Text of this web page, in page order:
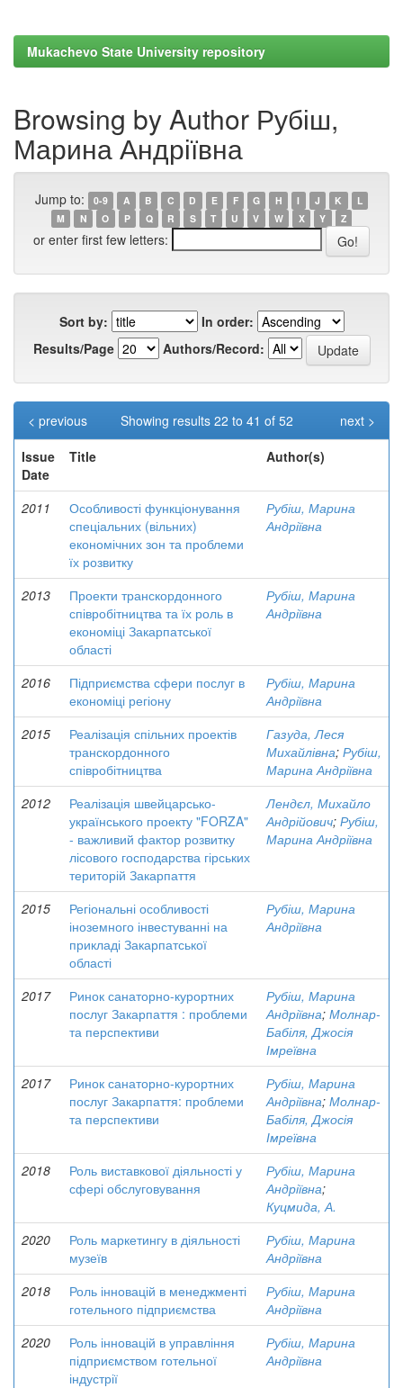
Mukachevo State University repository
Browsing by Author Рубіш,
Марина Андріївна
Jump to: 0-9 A B C D E F G H I J K
L
M
N O P Q R S T U V W X Y Z
or enter first few letters:
Sort by:
In order:
Results/Page
Authors/Record:
Showing results 22 to 41 of 52
< previous
next >
Issue
Date
Title Author(s)
2011
Особливості функціонування
спеціальних (вільних)
економічних зон та проблеми
їх розвитку
Рубіш, Марина
Андріївна
2013
Проекти транскордонного
співробітництва та їх роль в
економіці Закарпатської
області
Рубіш, Марина
Андріївна
2016
Підприємства сфери послуг в
економіці регіону
Рубіш, Марина
Андріївна
2015
Реалізація спільних проектів
транскордонного
співробітництва
Газуда, Леся
Михайлівна; Рубіш,
Марина Андріївна
2012
Реалізація швейцарсько-
українського проекту "FORZA"
- важливий фактор розвитку
лісового господарства гірських
територій Закарпаття
Лендєл, Михайло
Андрійович; Рубіш,
Марина Андріївна
2015
Регіональні особливості
іноземного інвестуванні на
прикладі Закарпатської
області
Рубіш, Марина
Андріївна
2017
Ринок санаторно-курортних
послуг Закарпаття : проблеми
та перспективи
Рубіш, Марина
Андріївна; Молнар-
Бабіля, Джосія
Імреївна
2017
Ринок санаторно-курортних
послуг Закарпаття: проблеми
та перспективи
Рубіш, Марина
Андріївна; Молнар-
Бабіля, Джосія
Імреївна
2018
Роль виставкової діяльності у
сфері обслуговування
Рубіш, Марина
Андріївна;
Куцмида, А.
2020
Роль маркетингу в діяльності
музеїв
Рубіш, Марина
Андріївна
2018
Роль інновацій в менеджменті
готельного підприємства
Рубіш, Марина
Андріївна
2020
Роль інновацій в управління
підприємством готельної
індустрії
Рубіш, Марина
Андріївна